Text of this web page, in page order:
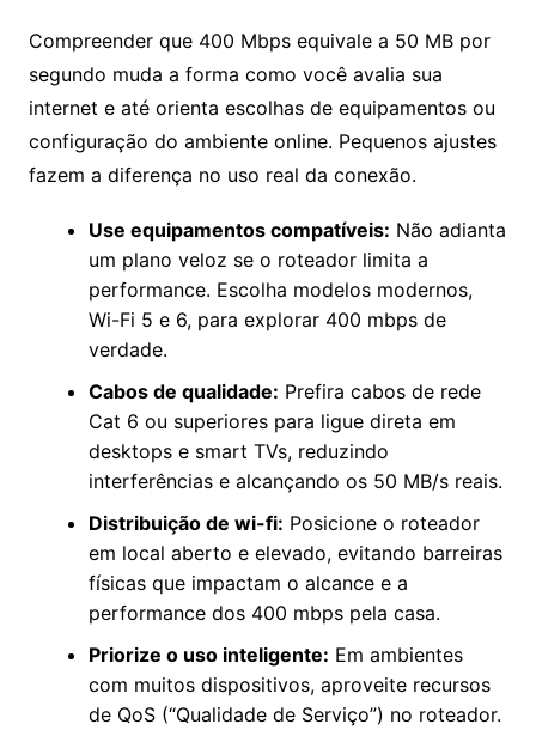
Compreender que 400 Mbps equivale a 50 MB por
segundo muda a forma como você avalia sua
internet e até orienta escolhas de equipamentos ou
configuração do ambiente online. Pequenos ajustes
fazem a diferença no uso real da conexão.
Use equipamentos compatíveis: Não adianta
um plano veloz se o roteador limita a
performance. Escolha modelos modernos,
Wi-Fi 5 e 6, para explorar 400 mbps de
verdade.
Cabos de qualidade: Prefira cabos de rede
Cat 6 ou superiores para ligue direta em
desktops e smart TVs, reduzindo
interferências e alcançando os 50 MB/s reais.
Distribuição de wi-fi: Posicione o roteador
em local aberto e elevado, evitando barreiras
físicas que impactam o alcance e a
performance dos 400 mbps pela casa.
Priorize o uso inteligente: Em ambientes
com muitos dispositivos, aproveite recursos
de QoS (“Qualidade de Serviço”) no roteador.